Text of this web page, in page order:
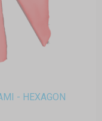
- HEXAGON